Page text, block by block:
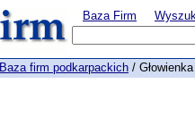
Baza Firm
Baza firm podkarpackich / Głowienka